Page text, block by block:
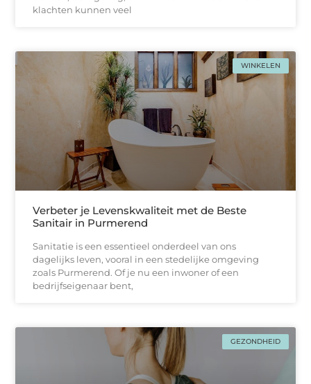
klachten kunnen veel
WINKELEN
Verbeter je Levenskwaliteit met de Beste
Sanitair in Purmerend
Sanitatie is een essentieel onderdeel van ons
dagelijks leven, vooral in een stedelijke omgeving
zoals Purmerend. Of je nu een inwoner of een
bedrijfseigenaar bent,
GEZONDHEID